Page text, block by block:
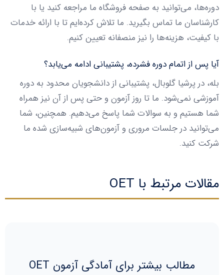
دوره‌ها، می‌توانید به صفحه فروشگاه ما مراجعه کنید یا با
کارشناسان ما تماس بگیرید. ما تلاش کرده‌ایم تا با ارائه خدمات
با کیفیت، هزینه‌ها را نیز منصفانه تعیین کنیم.
آیا پس از اتمام دوره فشرده، پشتیبانی ادامه می‌یابد؟
بله، در پرشیا گلوبال، پشتیبانی از دانشجویان محدود به دوره
آموزشی نمی‌شود. ما تا روز آزمون و حتی پس از آن نیز همراه
شما هستیم و به سوالات شما پاسخ می‌دهیم. همچنین، شما
می‌توانید در جلسات مروری و آزمون‌های شبیه‌سازی شده ما
شرکت کنید.
مقالات مرتبط با OET
مطالب بیشتر برای آمادگی آزمون OET